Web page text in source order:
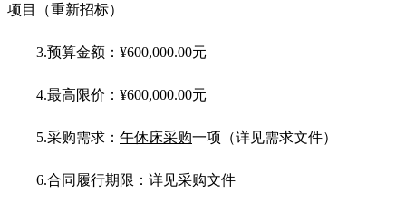
项目（重新招标）
3.预算金额： ¥600,000.00元
4.最高限价： ¥600,000.00元
5.采购需求： 午休床采购一项（详见需求文件）
6.合同履行期限：详见采购文件